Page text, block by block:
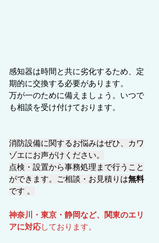
感知器は時間と共に劣化するため、定
期的に交換する必要があります。
万が一のために備えましょう。いつで
も相談を受け付けております。
消防設備に関するお悩みはぜひ、カワ
ゾエにお声がけください。
点検・設置から事務処理まで行うこと
ができます。ご相談・お見積りは無料
です 。
神奈川・東京・静岡など、関東のエリ
アに対応しております。